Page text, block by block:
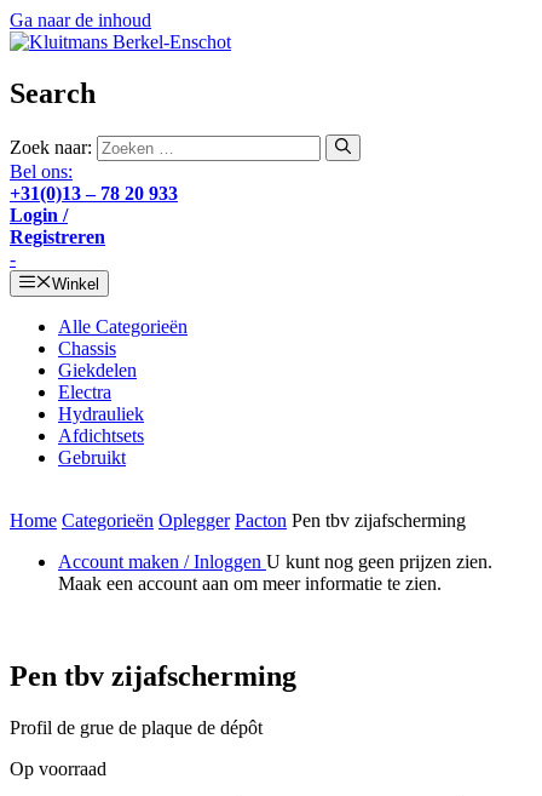
Ga naar de inhoud
Search
Zoek naar:
Bel ons:
+31(0)13 – 78 20 933
Login /
Registreren
-
Winkel
Alle Categorieën
Chassis
Giekdelen
Electra
Hydrauliek
Afdichtsets
Gebruikt
Home Categorieën Oplegger Pacton Pen tbv zijafscherming
Account maken / Inloggen U kunt nog geen prijzen zien.
Maak een account aan om meer informatie te zien.
Pen tbv zijafscherming
Profil de grue de plaque de dépôt
Op voorraad